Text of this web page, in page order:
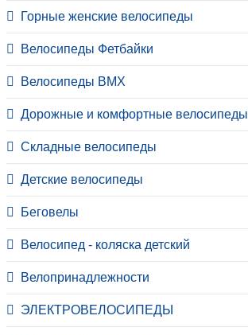
Горные женские велосипеды
Велосипеды Фетбайки
Велосипеды BMX
Дорожные и комфортные велосипеды
Складные велосипеды
Детские велосипеды
Беговелы
Велосипед - коляска детский
Велопринадлежности
ЭЛЕКТРОВЕЛОСИПЕДЫ